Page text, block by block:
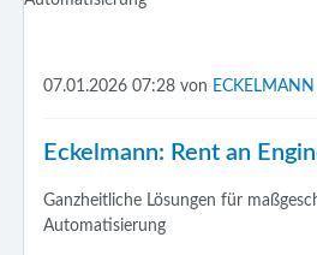
07.01.2026 07:28 von ECKELMANN
Eckelmann: Rent an
Ganzheitliche Lösungen für
Automatisierung